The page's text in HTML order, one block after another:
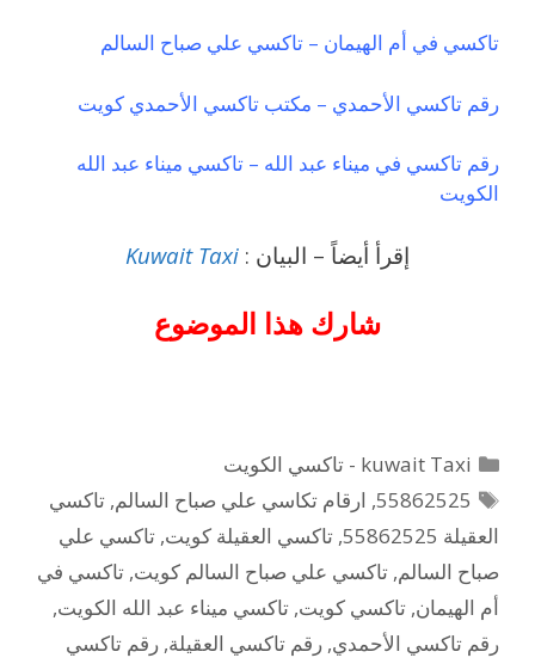
تاكسي في أم الهيمان – تاكسي علي صباح السالم
رقم تاكسي الأحمدي – مكتب تاكسي الأحمدي كويت
رقم تاكسي في ميناء عبد الله – تاكسي ميناء عبد الله
الكويت
إقرأ أيضاً – البيان : Kuwait Taxi
شارك هذا الموضوع
التصنيفات
kuwait Taxi - تاكسي الكويت
الوسوم
55862525
, ارقام تكاسي علي صباح السالم,تاكسي
العقيلة 55862525
, تاكسي العقيلة كويت, تاكسي علي
صباح السالم, تاكسي علي صباح السالم كويت, تاكسي في
أم الهيمان, تاكسي كويت, تاكسي ميناء عبد الله الكويت,
رقم تاكسي الأحمدي, رقم تاكسي العقيلة, رقم تاكسي